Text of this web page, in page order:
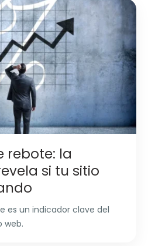
rebote: la
si tu sitio
es un indicador clave del
web.